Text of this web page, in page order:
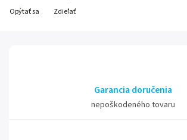
Opýtať sa Zdieľať
Garancia doručenia
nepoškodeného tovaru